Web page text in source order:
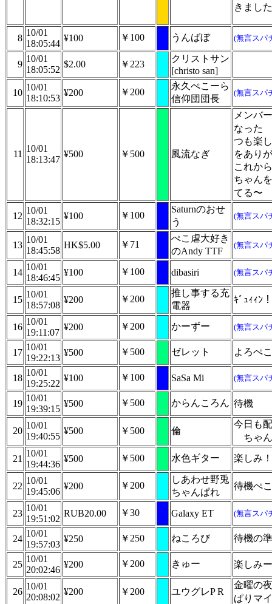
きまし
8
10/01
18:05:44
¥100 ￥100 うんばぼ (無言スパ
9
10/01
18:05:52
$2.00 ￥223
クリストサン
[christo san]
10
10/01
18:10:53
¥200 ￥200
永久ぺこーら
信仰団団長
(無言スパ
11
10/01
18:13:47
¥500 ￥500 風流なぎ
メンバ
なった
つも楽
をあり
これか
ちゃん
てる〜
12
10/01
18:32:15
¥100 ￥100
Saturnのおせ
う
(無言スパ
13
10/01
18:45:58
HK$5.00 ￥71
ぺこ虐大好き
のAndy TTF
(無言スパ
14
10/01
18:46:45
¥100 ￥100 dibasiri (無言スパ
15
10/01
18:57:08
¥200 ￥200
推し事する充
電器
ｷﾞｭｨｨﾝ
16
10/01
19:11:07
¥200 ￥200 かーずー (無言スパ
17
10/01
19:22:13
¥500 ￥500 ゼレット よろぺ
18
10/01
19:25:22
¥100 ￥100 SaSa Mi (無言スパ
19
10/01
19:39:15
¥500 ￥500 からんころん 待機
20
10/01
19:40:55
¥500 ￥500 倫
今日も
ちゃ
21
10/01
19:44:36
¥500 ￥500 水色ギター 楽しみ
22
10/01
19:45:06
¥200 ￥200
しあわせ野兎
ちゃんぱれ
待機ぺ
23
10/01
19:51:02
RUB20.00 ￥30 Galaxy ET (無言スパ
24
10/01
19:57:03
¥250 ￥250 ねころび 待機の
25
10/01
20:02:46
¥200 ￥200 きゅー 楽しみ
26
10/01
20:08:02
¥200 ￥200 ユウグレP R
金曜の
ぱりマ